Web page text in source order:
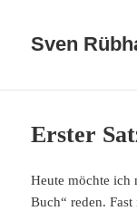
Sven
Erster
Heute möchte ich
Buch“ reden.